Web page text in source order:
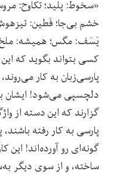
«سخوط: پلید؛ تکاوح:
خشم بی‌جا؛ فَطین:
یَسَف: مگس؛ همیشه: ملخ
کسی بتواند بگوید که
پارسی‌زبان به کار
دلچسپی می‌شود! ایشان
گزارند که این دسته از
پارسی به کار رفته
گونه‌ای‌ رو آورده‌اند! این
ساخته، و از سوی دیگر